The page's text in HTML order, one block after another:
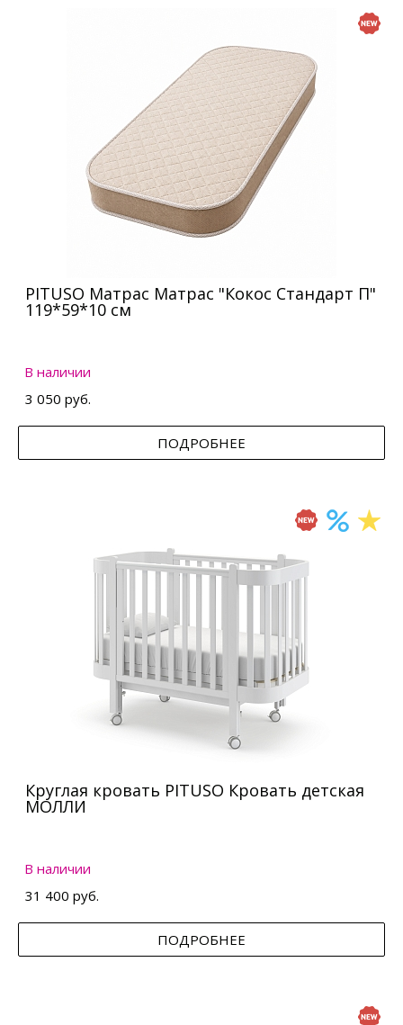
PITUSO Матрас Матрас "Кокос Стандарт П"
119*59*10 см
В наличии
3 050 руб.
ПОДРОБНЕЕ
Круглая кровать PITUSO Кровать детская
МОЛЛИ
В наличии
31 400 руб.
ПОДРОБНЕЕ